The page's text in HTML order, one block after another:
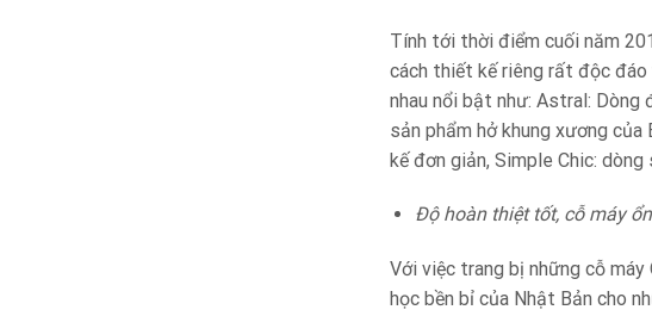
Tính tới thời điểm cuối năm
cách thiết kế riêng rất độc
nhau nổi bật như: Astral: Dòng
sản phẩm hở khung xương
kế đơn giản, Simple Chic:
Độ hoàn thiệt tốt, cỗ máy
Với việc trang bị những cỗ
học bền bỉ của Nhật Bản cho